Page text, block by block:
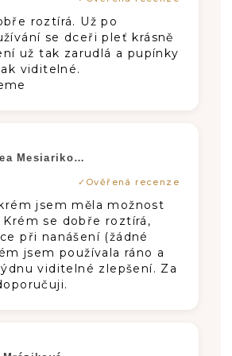
roztírá. Už po
se dceři pleť krásně
už tak zarudlá a pupínky
viditelné.
Andrea Mesiarikova
produktu je 5 z 5
jsem měla možnost
se dobře roztírá,
při nanášení (žádné
jsem používala ráno a
viditelné zlepšení. Za